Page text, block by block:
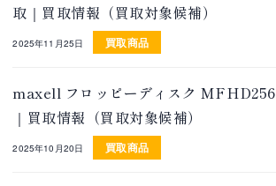
取｜買取情報（買取対象候補）
2025年11月25日 買取商品
maxell フロッピーディスク
｜買取情報（買取対象候補）
2025年10月20日 買取商品